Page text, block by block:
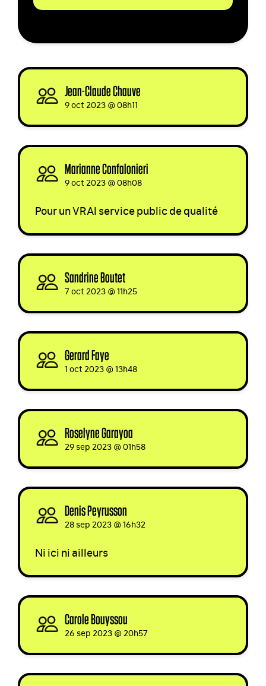
Jean-Claude Chauve
9 oct 2023 @ 08h11
Marianne Confalonieri
9 oct 2023 @ 08h08
Pour unVRAIservice public de qualité
Sandrine Boutet
7 oct 2023 @ 11h25
Gerard Faye
1 oct 2023 @ 13h48
Roselyne Garayoa
29 sep 2023 @ 01h58
Denis Peyrusson
28 sep 2023 @ 16h32
Ni ici ni ailleurs
Carole Bouyssou
26 sep 2023 @ 20h57